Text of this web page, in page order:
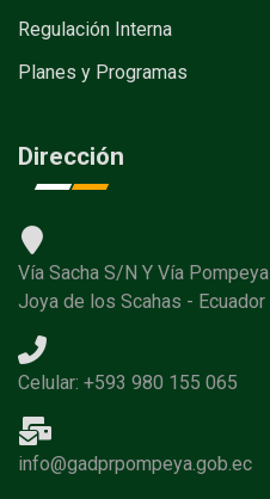
Regulación Interna
Planes y Programas
Dirección
Vía Sacha S/N Y Vía Pompeya
Joya de los Scahas - Ecuador
Celular: +593 980 155 065
info@gadprpompeya.gob.ec